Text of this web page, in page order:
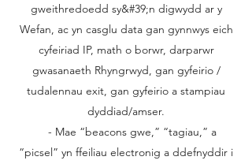
gweithredoedd sy&#39;n digwydd ar y
Wefan, ac yn casglu data gan gynnwys eich
cyfeiriad IP, math o borwr, darparwr
gwasanaeth Rhyngrwyd, gan gyfeirio /
tudalennau exit, gan gyfeirio a stampiau
dyddiad/amser.
- Mae “beacons gwe,” “tagiau,” a
“picsel” yn ffeiliau electronig a ddefnyddir i